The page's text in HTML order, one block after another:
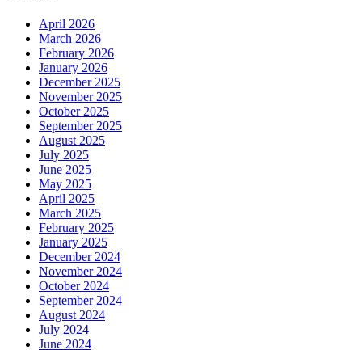
April 2026
March 2026
February 2026
January 2026
December 2025
November 2025
October 2025
September 2025
August 2025
July 2025
June 2025
May 2025
April 2025
March 2025
February 2025
January 2025
December 2024
November 2024
October 2024
September 2024
August 2024
July 2024
June 2024